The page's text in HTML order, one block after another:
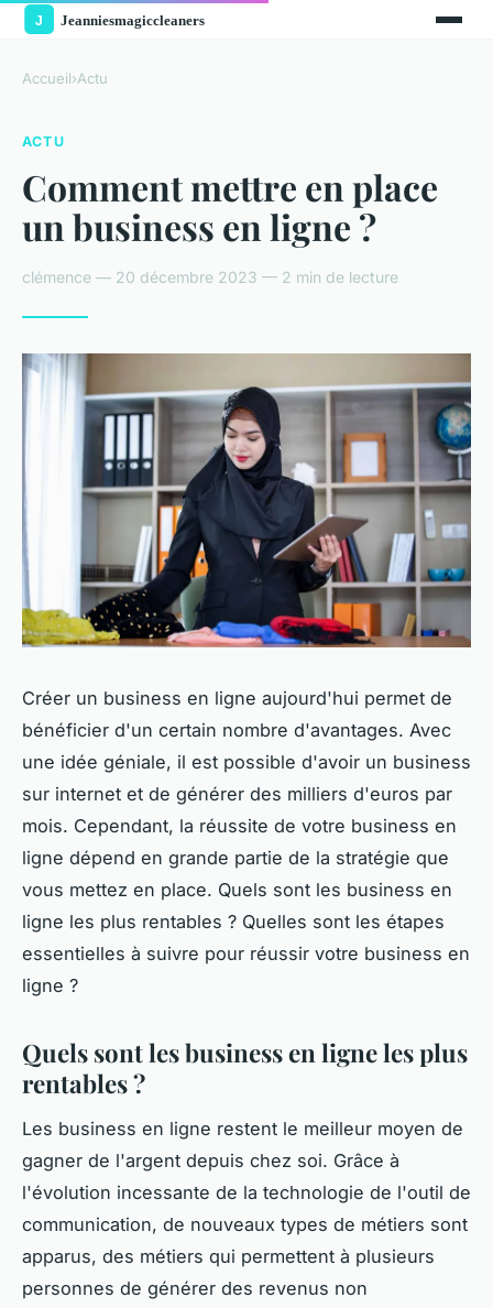
Accueil›Actu
ACTU
Comment mettre en place
un business en ligne ?
clémence — 20 décembre 2023 — 2 min de lecture
Créer un business en ligne aujourd'hui permet de
bénéficier d'un certain nombre d'avantages. Avec
une idée géniale, il est possible d'avoir un business
sur internet et de générer des milliers d'euros par
mois. Cependant, la réussite de votre business en
ligne dépend en grande partie de la stratégie que
vous mettez en place. Quels sont les business en
ligne les plus rentables ? Quelles sont les étapes
essentielles à suivre pour réussir votre business en
ligne ?
Quels sont les business en ligne les plus
rentables ?
Les business en ligne restent le meilleur moyen de
gagner de l'argent depuis chez soi. Grâce à
l'évolution incessante de la technologie de l'outil de
communication, de nouveaux types de métiers sont
apparus, des métiers qui permettent à plusieurs
personnes de générer des revenus non